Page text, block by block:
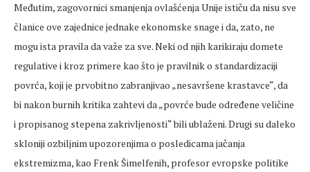
Međutim, zagovornici smanjenja ovlašćenja Unije ističu da nisu sve
članice ove zajednice jednake ekonomske snage i da, zato, ne
mogu ista pravila da važe za sve. Neki od njih karikiraju domete
regulative i kroz primere kao što je pravilnik o standardizaciji
povrća, koji je prvobitno zabranjivao „nesavršene krastavce“, da
bi nakon burnih kritika zahtevi da „povrće bude određene veličine
i propisanog stepena zakrivljenosti“ bili ublaženi. Drugi su daleko
skloniji ozbiljnim upozorenjima o posledicama jačanja
ekstremizma, kao Frenk Šimelfenih, profesor evropske politike